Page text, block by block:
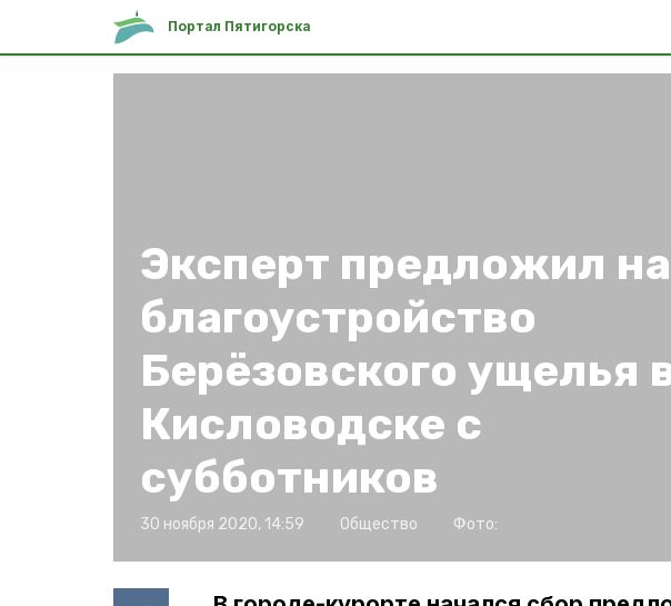
Портал Пятигорска
Эксперт предложил
благоустройство
Берёзовского ущелья
Кисловодске с
субботников
30 ноября 2020, 14:59 Общество Фото: